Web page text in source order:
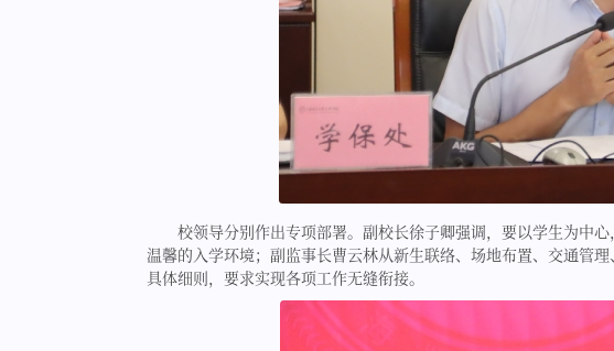
校领导分别作出专项部署。副校长徐子卿强调，要以学生为中
温馨的入学环境；副监事长曹云林从新生联络、场地布置、交通管
具体细则，要求实现各项工作无缝衔接。